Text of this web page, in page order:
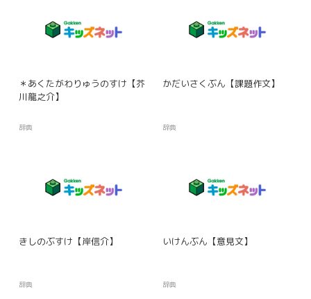
＊あくたがわりゅうのすけ【芥
川龍之介】
辞典
かだいさくぶん【課題作文】
辞典
きしのぶすけ【岸信介】
辞典
いけんぶん【意見文】
辞典